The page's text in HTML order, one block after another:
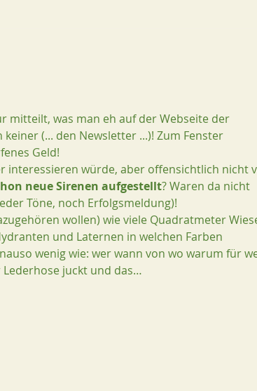
mitteilt, was man eh auf der Webseite der
(... den Newsletter ...)! Zum Fenster
Geld!
interessieren würde, aber offensichtlich nicht
neue Sirenen aufgestellt? Waren da nicht
Töne, noch Erfolgsmeldung)!
wollen) wie viele Quadratmeter
und Laternen in welchen Farben
wenig wie: wer wann von wo warum für
juckt und das…